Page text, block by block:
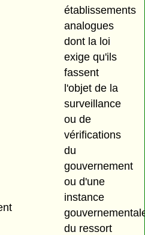
établissements
analogues
dont la loi
exige qu'ils
fassent
l'objet de la
surveillance
ou de
vérifications
du
gouvernement
ou d'une
instance
du ressort